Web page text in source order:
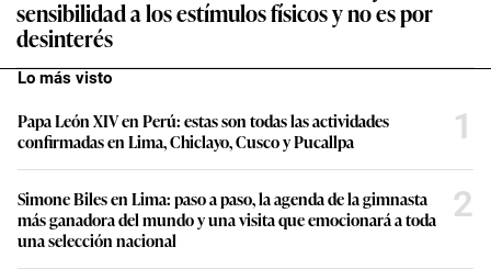
sensibilidad a los estímulos físicos y no es por
desinterés
Lo más visto
Papa León XIV en Perú: estas son todas las actividades
confirmadas en Lima, Chiclayo, Cusco y Pucallpa
1
Simone Biles en Lima: paso a paso, la agenda de la gimnasta
más ganadora del mundo y una visita que emocionará a toda
una selección nacional
2